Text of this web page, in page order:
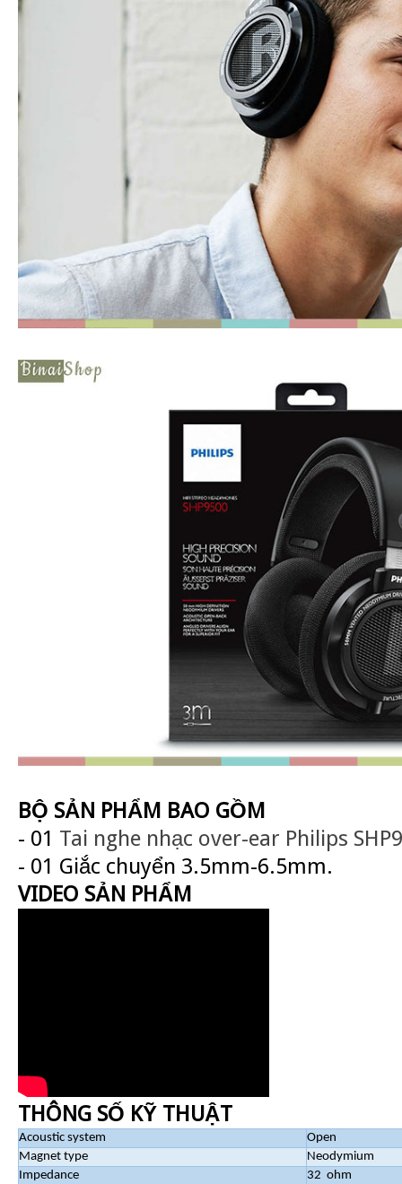
BỘ SẢN PHẨM BAO GỒM
- 01 Tai nghe nhạc over-ear Philips
- 01 Giắc chuyển 3.5mm-6.5mm.
VIDEO SẢN PHẨM
THÔNG SỐ KỸ THUẬT
Acoustic system
Open
Magnet type
Neodymium
Impedance
32 ohm